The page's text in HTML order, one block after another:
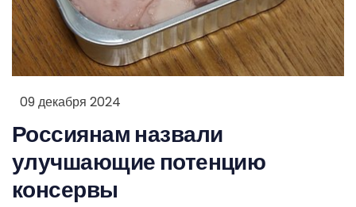
09 декабря 2024
Россиянам назвали
улучшающие потенцию
консервы